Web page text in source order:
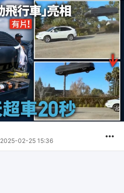
2025-02-25 15:36